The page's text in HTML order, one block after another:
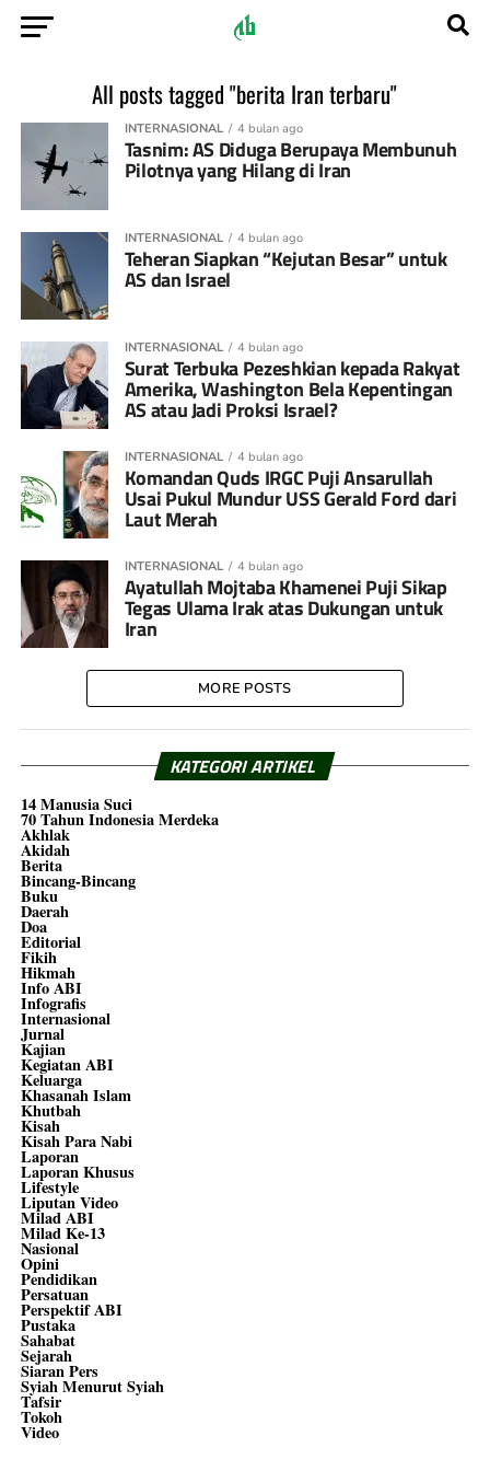
All posts tagged "berita Iran terbaru"
INTERNASIONAL 4 bulan ago
Tasnim: AS Diduga Berupaya Membunuh
Pilotnya yang Hilang di Iran
INTERNASIONAL 4 bulan ago
Teheran Siapkan “Kejutan Besar” untuk
AS dan Israel
INTERNASIONAL 4 bulan ago
Surat Terbuka Pezeshkian kepada Rakyat
Amerika, Washington Bela Kepentingan
AS atau Jadi Proksi Israel?
INTERNASIONAL 4 bulan ago
Komandan Quds IRGC Puji Ansarullah
Usai Pukul Mundur USS Gerald Ford dari
Laut Merah
INTERNASIONAL 4 bulan ago
Ayatullah Mojtaba Khamenei Puji Sikap
Tegas Ulama Irak atas Dukungan untuk
Iran
MORE POSTS
KATEGORI ARTIKEL
14 Manusia Suci
70 Tahun Indonesia Merdeka
Akhlak
Akidah
Berita
Bincang-Bincang
Buku
Daerah
Doa
Editorial
Fikih
Hikmah
Info ABI
Infografis
Internasional
Jurnal
Kajian
Kegiatan ABI
Keluarga
Khasanah Islam
Khutbah
Kisah
Kisah Para Nabi
Laporan
Laporan Khusus
Lifestyle
Liputan Video
Milad ABI
Milad Ke-13
Nasional
Opini
Pendidikan
Persatuan
Perspektif ABI
Pustaka
Sahabat
Sejarah
Siaran Pers
Syiah Menurut Syiah
Tafsir
Tokoh
Video